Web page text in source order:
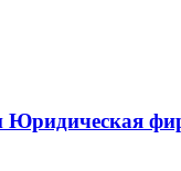
Юридическая